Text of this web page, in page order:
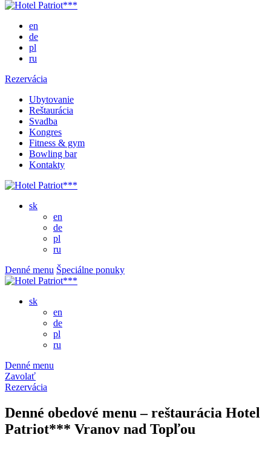
en
de
pl
ru
Rezervácia
Ubytovanie
Reštaurácia
Svadba
Kongres
Fitness & gym
Bowling bar
Kontakty
sk
en
de
pl
ru
Denné menu Špeciálne ponuky
sk
en
de
pl
ru
Denné menu
Zavolať
Rezervácia
Denné obedové menu – reštaurácia Hotel
Patriot*** Vranov nad Topľou